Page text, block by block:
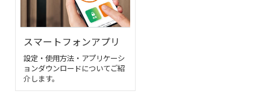
スマートフォンアプリ
設定・使用方法・アプリケーシ
ョンダウンロードについてご紹
介します。